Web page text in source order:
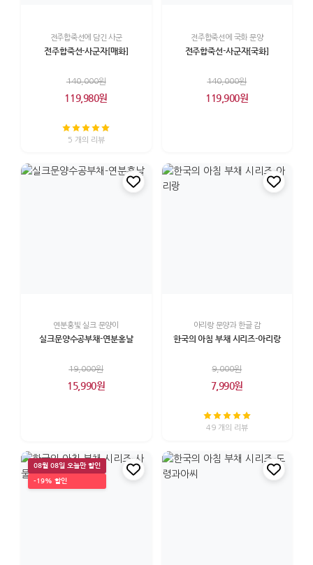
전주합죽선에 담긴 사군
전주합죽선-사군자[매화]
140,000원
119,980원
5 개의 리뷰
전주합죽선에 국화 문양
전주합죽선-사군자[국화]
140,000원
119,900원
연분홍빛 실크 문양이
실크문양수공부채-연분홍날
19,000원
15,990원
아리랑 문양과 한글 감
한국의 아침 부채 시리즈-아리랑
9,000원
7,990원
49 개의 리뷰
08월 08일 오늘만 할인
-19% 할인